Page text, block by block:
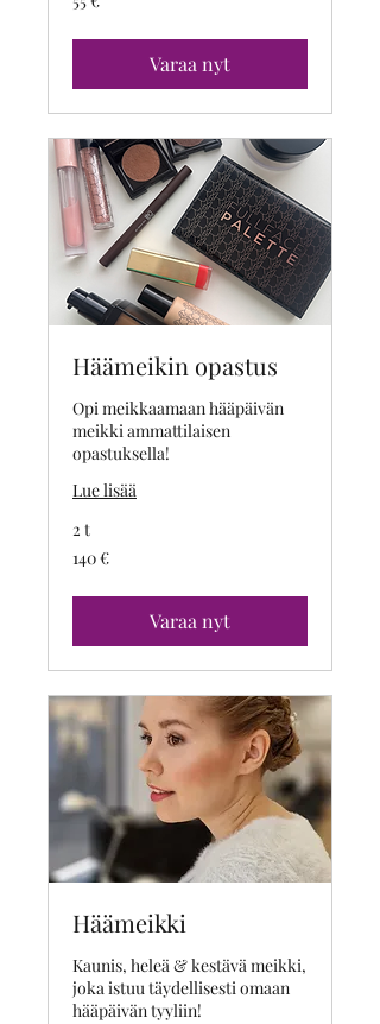
euroa
Varaa nyt
Häämeikin opastus
Opi meikkaamaan hääpäivän
meikki ammattilaisen
opastuksella!
Lue lisää
2 t
euroa
140 €
Varaa nyt
Häämeikki
Kaunis, heleä & kestävä meikki,
joka istuu täydellisesti omaan
hääpäivän tyyliin!